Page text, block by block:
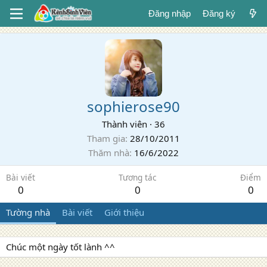
Đăng nhập Đăng ký
sophierose90
Thành viên · 36
Tham gia 28/10/2011
Thăm nhà 16/6/2022
Bài viết
0
Tương tác
0
Điểm
0
Tường nhà Bài viết Giới thiệu
Chúc một ngày tốt lành ^^